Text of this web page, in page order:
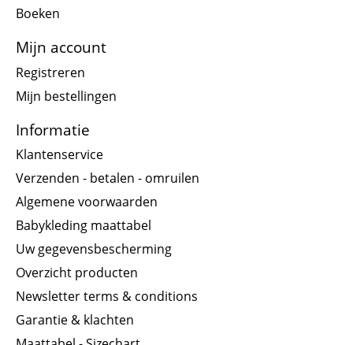
Boeken
Mijn account
Registreren
Mijn bestellingen
Informatie
Klantenservice
Verzenden - betalen - omruilen
Algemene voorwaarden
Babykleding maattabel
Uw gegevensbescherming
Overzicht producten
Newsletter terms & conditions
Garantie & klachten